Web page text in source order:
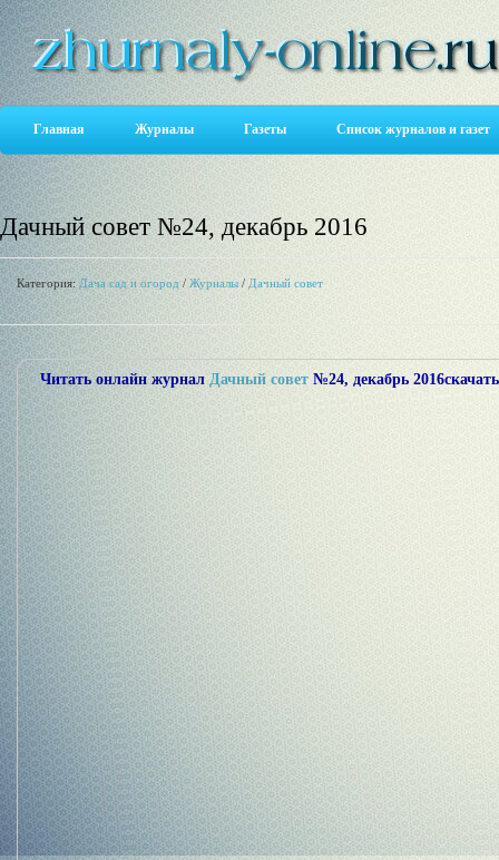
Главная Журналы Газеты Список журналов и газет
Дачный совет №24, декабрь 2016
Категория:Дача сад и огород / Журналы/ Дачный совет
Читать онлайн журнал Дачный совет №24, декабрь 2016